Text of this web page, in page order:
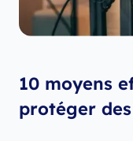
10 moyens
protéger